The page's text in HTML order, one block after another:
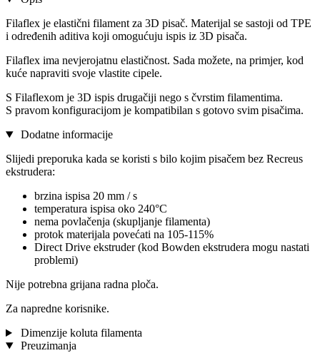
Filaflex je elastični filament za 3D pisač. Materijal se sastoji od TPE
i određenih aditiva koji omogućuju ispis iz 3D pisača.
Filaflex ima nevjerojatnu elastičnost. Sada možete, na primjer, kod
kuće napraviti svoje vlastite cipele.
S Filaflexom je 3D ispis drugačiji nego s čvrstim filamentima.
S pravom konfiguracijom je kompatibilan s gotovo svim pisačima.
Dodatne informacije
Slijedi preporuka kada se koristi s bilo kojim pisačem bez Recreus
ekstrudera:
brzina ispisa 20 mm / s
temperatura ispisa oko 240°C
nema povlačenja (skupljanje filamenta)
protok materijala povećati na 105-115%
Direct Drive ekstruder (kod Bowden ekstrudera mogu nastati
problemi)
Nije potrebna grijana radna ploča.
Za napredne korisnike.
Dimenzije koluta filamenta
Preuzimanja